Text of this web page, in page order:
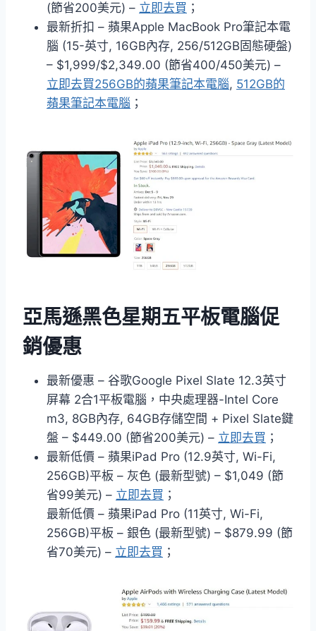
(節省200美元) – 立即去買 ；
最新折扣 – 蘋果Apple MacBook Pro筆記本電
腦 (15-英寸, 16GB內存, 256/512GB固態硬盤)
– $1,999/$2,349.00 (節省400/450美元) –
立即去買256GB的蘋果筆記本電腦, 512GB的
蘋果筆記本電腦 ；
亞馬遜黑色星期五平板電腦促
銷優惠
最新優惠 – 谷歌Google Pixel Slate 12.3英寸
屏幕 2合1平板電腦，中央處理器-Intel Core
m3, 8GB內存, 64GB存儲空間 + Pixel Slate鍵
盤 – $449.00 (節省200美元) – 立即去買 ；
最新低價 – 蘋果iPad Pro (12.9英寸, Wi-Fi,
256GB)平板 – 灰色 (最新型號) – $1,049 (節
省99美元) – 立即去買 ；
最新低價 – 蘋果iPad Pro (11英寸, Wi-Fi,
256GB)平板 – 銀色 (最新型號) – $879.99 (節
省70美元) – 立即去買 ；